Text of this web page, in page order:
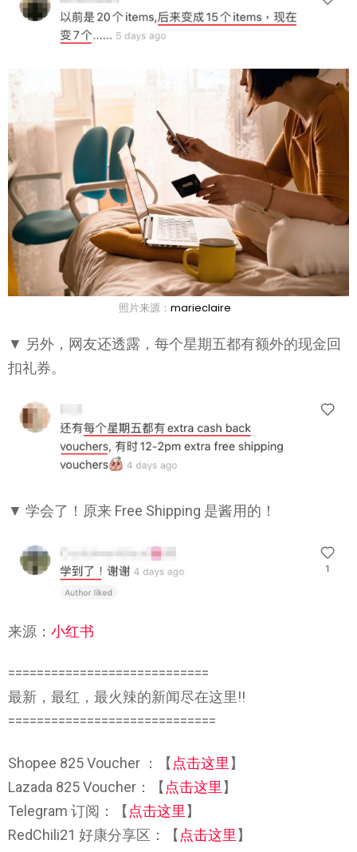
照片来源： marieclaire
▼ 另外，网友还透露，每个星期五都有额外的现金回
扣礼券。
▼ 学会了！原来 Free Shipping 是酱用的！
来源： 小红书
============================
最新，最红，最火辣的新闻尽在这里!!
=============================
Shopee 825 Voucher ：【点击这里】
Lazada 825 Voucher：【点击这里】
Telegram 订阅：【点击这里】
RedChili21 好康分享区：【点击这里】